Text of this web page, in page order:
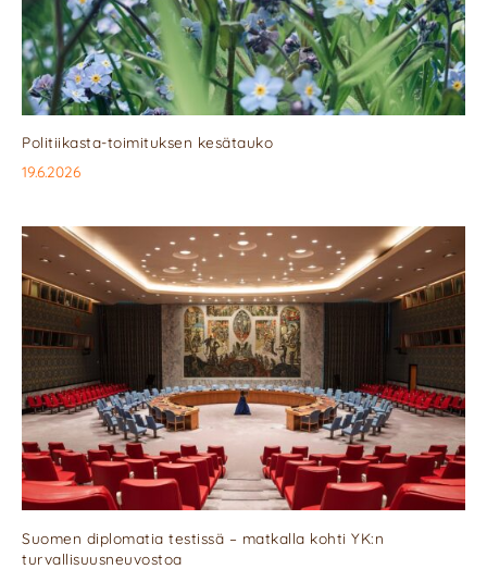
Politiikasta-toimituksen kesätauko
19.6.2026
Suomen diplomatia testissä – matkalla kohti YK:n
turvallisuusneuvostoa